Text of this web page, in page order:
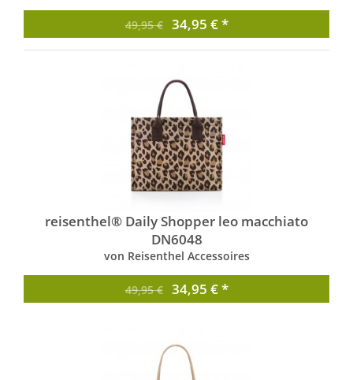
49,95 € 34,95 € *
reisenthel® Daily Shopper leo macchiato
DN6048
von Reisenthel Accessoires
49,95 € 34,95 € *